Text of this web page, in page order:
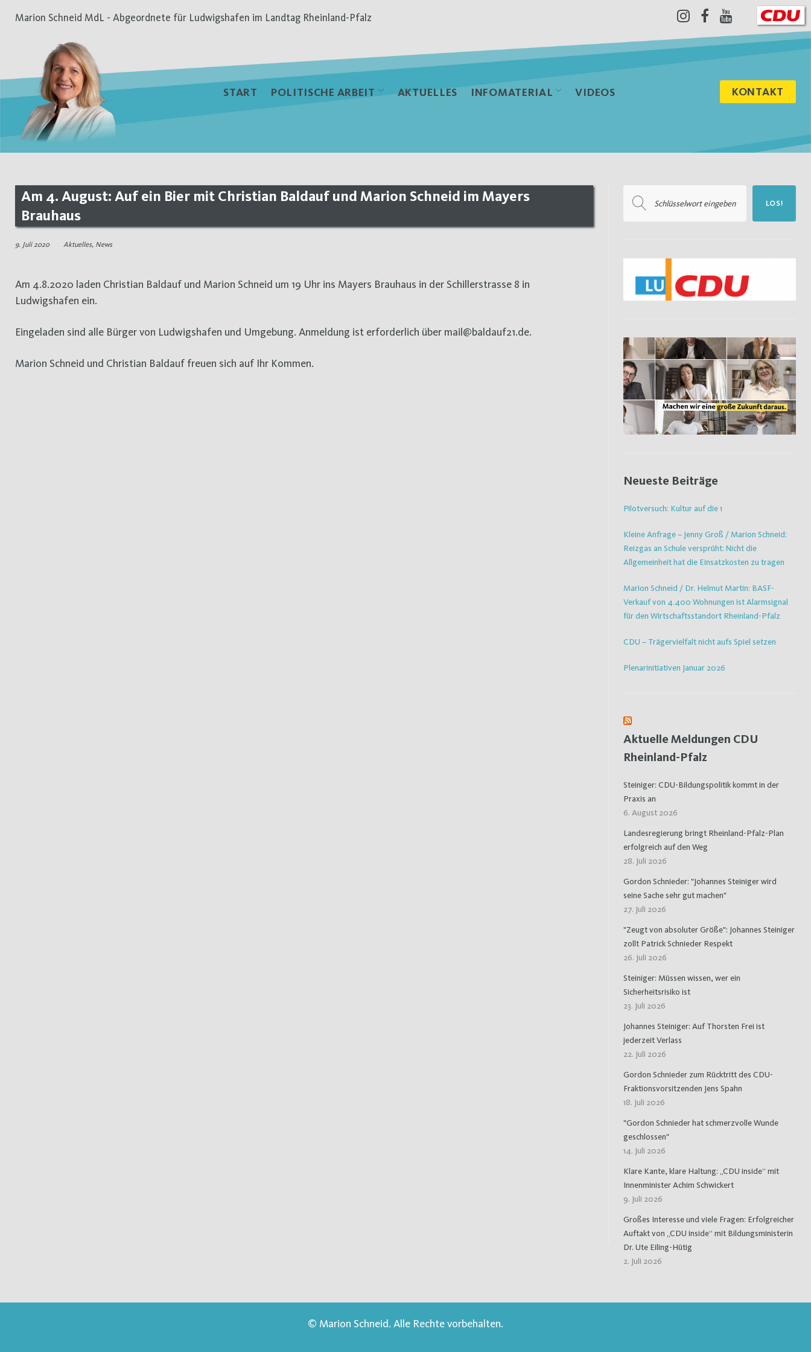
Inhalt
Marion Schneid MdL - Abgeordnete für Ludwigshafen im Landtag Rheinland-Pfalz
Instagram
Facebook
Youtube
START POLITISCHE ARBEIT AKTUELLES INFOMATERIAL VIDEOS KONTAKT
Am 4. August: Auf ein Bier mit Christian Baldauf und Marion Schneid im Mayers
Brauhaus
9. Juli 2020 Aktuelles, News
Am 4.8.2020 laden Christian Baldauf und Marion Schneid um 19 Uhr ins Mayers Brauhaus in der Schillerstrasse 8 in
Ludwigshafen ein.
Eingeladen sind alle Bürger von Ludwigshafen und Umgebung. Anmeldung ist erforderlich über mail@baldauf21.de.
Marion Schneid und Christian Baldauf freuen sich auf Ihr Kommen.
nach:
LOS!
Neueste Beiträge
Pilotversuch: Kultur auf die 1
Kleine Anfrage – Jenny Groß / Marion Schneid:
Reizgas an Schule versprüht: Nicht die
Allgemeinheit hat die Einsatzkosten zu tragen
Marion Schneid / Dr. Helmut Martin: BASF-
Verkauf von 4.400 Wohnungen ist Alarmsignal
für den Wirtschaftsstandort Rheinland-Pfalz
CDU – Trägervielfalt nicht aufs Spiel setzen
Plenarinitiativen Januar 2026
Aktuelle Meldungen CDU
Rheinland-Pfalz
Steiniger: CDU-Bildungspolitik kommt in der
Praxis an
6. August 2026
Landesregierung bringt Rheinland-Pfalz-Plan
erfolgreich auf den Weg
28. Juli 2026
Gordon Schnieder: "Johannes Steiniger wird
seine Sache sehr gut machen"
27. Juli 2026
"Zeugt von absoluter Größe": Johannes Steiniger
zollt Patrick Schnieder Respekt
26. Juli 2026
Steiniger: Müssen wissen, wer ein
Sicherheitsrisiko ist
23. Juli 2026
Johannes Steiniger: Auf Thorsten Frei ist
jederzeit Verlass
22. Juli 2026
Gordon Schnieder zum Rücktritt des CDU-
Fraktionsvorsitzenden Jens Spahn
18. Juli 2026
"Gordon Schnieder hat schmerzvolle Wunde
geschlossen"
14. Juli 2026
Klare Kante, klare Haltung: „CDU inside“ mit
Innenminister Achim Schwickert
9. Juli 2026
Großes Interesse und viele Fragen: Erfolgreicher
Auftakt von „CDU inside“ mit Bildungsministerin
Dr. Ute Eiling-Hütig
2. Juli 2026
© Marion Schneid. Alle Rechte vorbehalten.